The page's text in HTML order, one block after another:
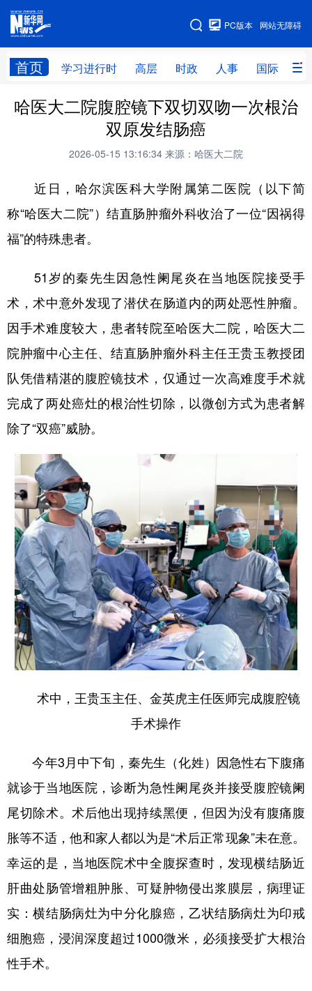
网站无障碍
PC版本
首页 学习进行时 高层 时政 人事 国际 财
网站地图
学习进行时 高层 时政 人事
财经 网评
全球连线
科技 科普 体育 文化
健康 军事 访谈 视频
食品 人居 信息化 乡村振兴
溯源中国 城市 旅游 能源
会展 彩票 娱乐 时尚
亚太网 上市公司 投教基地
地方频道
北京 山西
辽宁 吉林 上海 江苏
浙江 安徽 福建 江西
山东 河南 湖北 湖南
广东 广西 海南 重庆
四川 贵州 云南 西藏
陕西 甘肃 青海 宁夏
English Español Français عربى
Deutsch Português
哈医大二院腹腔镜下双切双吻一次根治
双原发结肠癌
2026-05-15 13:16:34 来源：哈医大二院
近日，哈尔滨医科大学附属第二医院（以下简
称“哈医大二院”）结直肠肿瘤外科收治了一位“因祸得
福”的特殊患者。
51岁的秦先生因急性阑尾炎在当地医院接受手
术，术中意外发现了潜伏在肠道内的两处恶性肿瘤。
因手术难度较大，患者转院至哈医大二院，哈医大二
院肿瘤中心主任、结直肠肿瘤外科主任王贵玉教授团
队凭借精湛的腹腔镜技术，仅通过一次高难度手术就
完成了两处癌灶的根治性切除，以微创方式为患者解
除了“双癌”威胁。
术中，王贵玉主任、金英虎主任医师完成腹腔镜
手术操作
今年3月中下旬，秦先生（化姓）因急性右下腹痛
就诊于当地医院，诊断为急性阑尾炎并接受腹腔镜阑
尾切除术。术后他出现持续黑便，但因为没有腹痛腹
胀等不适，他和家人都以为是“术后正常现象”未在意。
幸运的是，当地医院术中全腹探查时，发现横结肠近
肝曲处肠管增粗肿胀、可疑肿物侵出浆膜层，病理证
实：横结肠病灶为中分化腺癌，乙状结肠病灶为印戒
细胞癌，浸润深度超过1000微米，必须接受扩大根治
性手术。